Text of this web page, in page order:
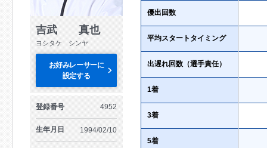
吉武 真也
ヨシタケ シンヤ
お好みレーサーに
設定する
登録番号 4952
生年月日 1994/02/10
優出回数
平均スタートタイミング
出遅れ回数（選手責任）
1着
3着
5着